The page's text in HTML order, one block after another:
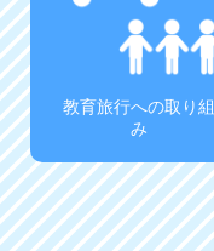
教育旅行への取り組
み